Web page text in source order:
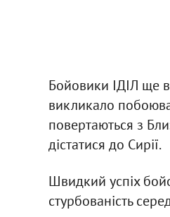
Бойовики ІДІЛ ще в
викликало
повертаються з
дістатися до Сирії.
Швидкий успіх
стурбованість